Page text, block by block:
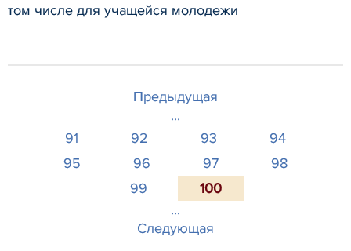
том числе для учащейся молодежи
Предыдущая
...
91
92 93
94
95
96 97
98
99
100
...
Следующая